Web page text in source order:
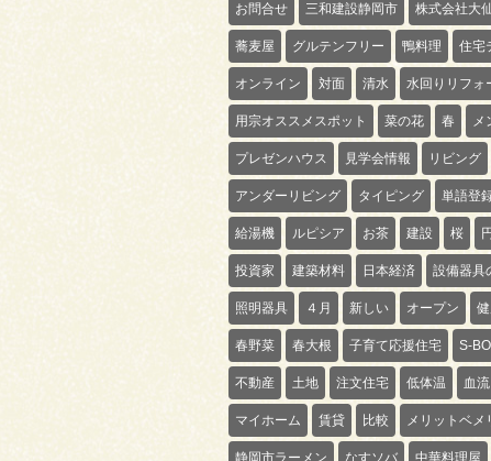
お問合せ 三和建設静岡市 株式会社大
蕎麦屋 グルテンフリー 鴨料理 住宅
オンライン 対面 清水 水回りリフォ
用宗オススメスポット 菜の花 春 メ
プレゼンハウス 見学会情報 リビング
アンダーリビング タイピング 単語登
給湯機 ルピシア お茶 建設 桜
投資家 建築材料 日本経済 設備器具
照明器具 ４月 新しい オープン
春野菜 春大根 子育て応援住宅 S-
不動産 土地 注文住宅 低体温 血流
マイホーム 賃貸 比較 メリットベメ
静岡市ラーメン なすソバ 中華料理屋